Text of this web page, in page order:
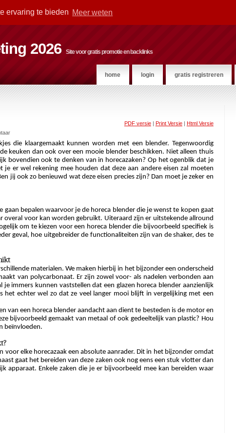
ervaring te bieden Meer weten
2026 Site voor gratis promotie en backlinks
home login gratis registreren
PDF versie| Print Versie| Html Versie
die klaargemaakt kunnen worden met een blender. Tegenwoordig
keuken dan ook over een mooie blender beschikken. Niet alleen thuis
bovendien ook te denken van in horecazaken? Op het ogenblik dat je
je er wel rekening mee houden dat deze aan andere eisen zal moeten
jij ook zo benieuwd wat deze eisen precies zijn? Dan moet je zeker en
bepalen waarvoor je de horeca blender die je wenst te kopen gaat
overal voor kan worden gebruikt. Uiteraard zijn er uitstekende allround
om te kiezen voor een horeca blender die bijvoorbeeld specifiek is
geval, hoe uitgebreider de functionaliteiten zijn van de shaker, des te
materialen. We maken hierbij in het bijzonder een onderscheid
van polycarbonaat. Er zijn zowel voor- als nadelen verbonden aan
immers kunnen vaststellen dat een glazen horeca blender aanzienlijk
het echter wel zo dat ze veel langer mooi blijft in vergelijking met een
van een horeca blender aandacht aan dient te besteden is de motor en
bijvoorbeeld gemaakt van metaal of ook gedeeltelijk van plastic? Hou
beïnvloeden.
voor elke horecazaak een absolute aanrader. Dit in het bijzonder omdat
gaat het bereiden van deze zaken ook nog eens een stuk vlotter dan
apparaat. Enkele zaken die je er bijvoorbeeld mee kan bereiden waar